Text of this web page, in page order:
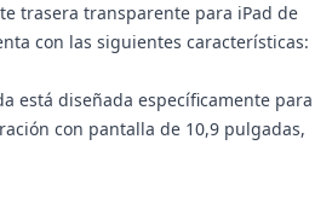
trasera transparente para iPad de
con las siguientes características:
está diseñada específicamente para
con pantalla de 10,9 pulgadas,